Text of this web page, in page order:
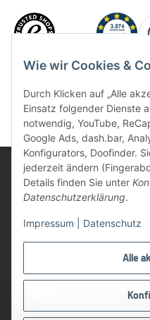
Alle
Wie wir Cookies &
Durch Klicken auf „Alle
Einsatz folgender Dienste
notwendig, YouTube,
Google Ads, dash.bar,
Konfigurators, Doofinder.
jederzeit ändern
Details finden Sie unter
Datenschutzerklärung.
Impressum Datenschutz
UVP: Ist die unverbindliche
* Gratis Versand ab
getroffen, um